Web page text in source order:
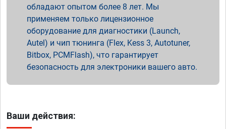
обладают опытом более 8 лет. Мы
применяем только лицензионное
оборудование для диагностики (Launch,
Autel) и чип тюнинга (Flex, Kess 3, Autotuner,
Bitbox, PCMFlash), что гарантирует
безопасность для электроники вашего авто.
Ваши действия: